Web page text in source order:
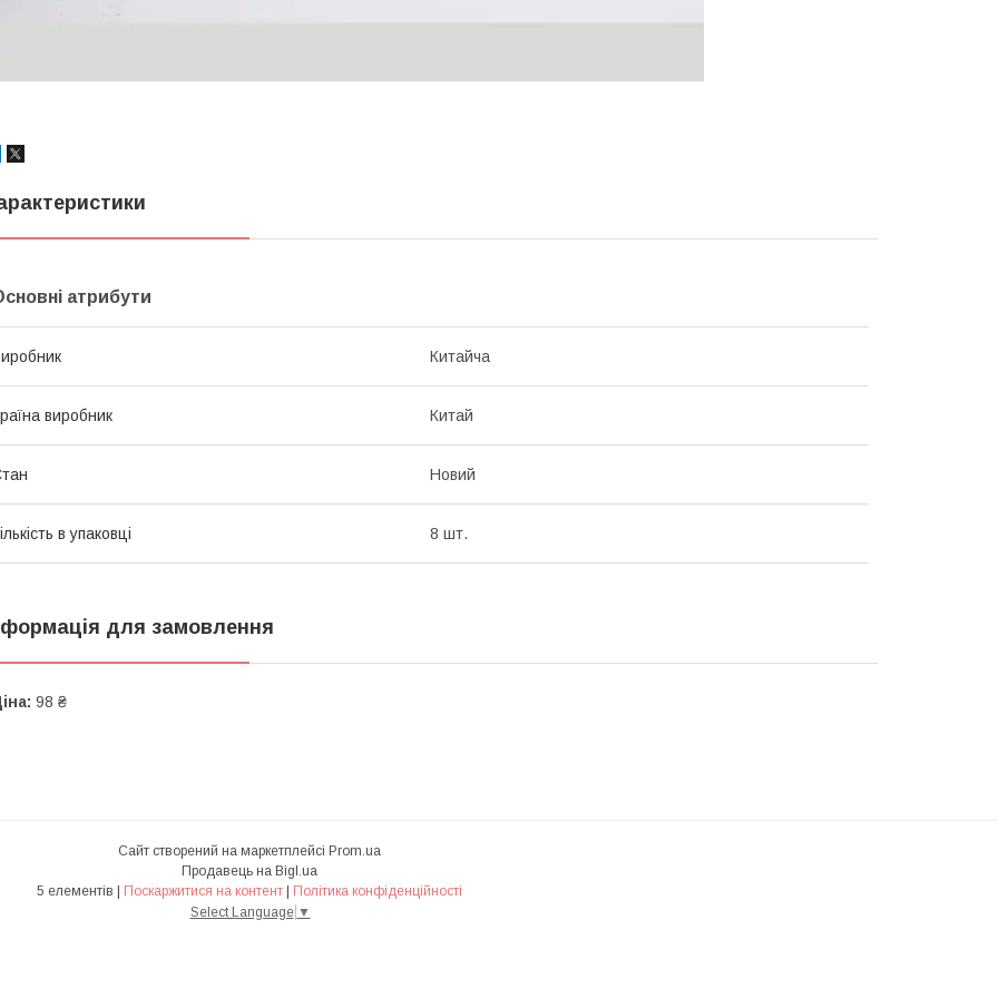
атрибути
Китайча
виробник Китай
Новий
в упаковці 8 шт.
для замовлення
98 ₴
Сайт створений на маркетплейсі Prom.ua
Продавець на Bigl.ua
5 елементів | Поскаржитися на контент | Політика конфіденційності
Select Language ▼